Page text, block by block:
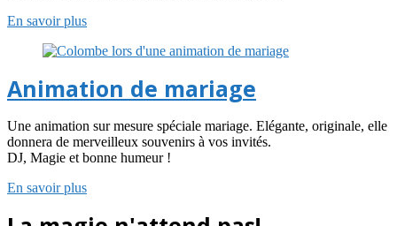
En savoir plus
Animation de mariage
Une animation sur mesure spéciale mariage. Elégante, originale, elle
donnera de merveilleux souvenirs à vos invités.
DJ, Magie et bonne humeur !
En savoir plus